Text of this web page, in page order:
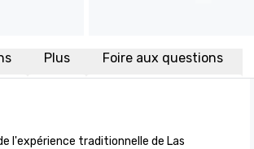
Plus Foire aux questions
l'expérience traditionnelle de Las